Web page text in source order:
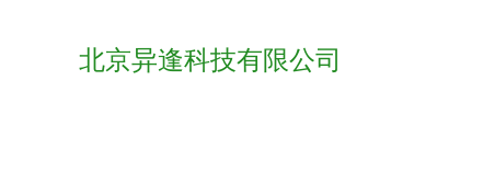
北京异逢科技有限公司